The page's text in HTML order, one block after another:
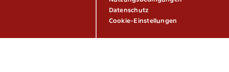
Datenschutz
Cookie-Einstellungen